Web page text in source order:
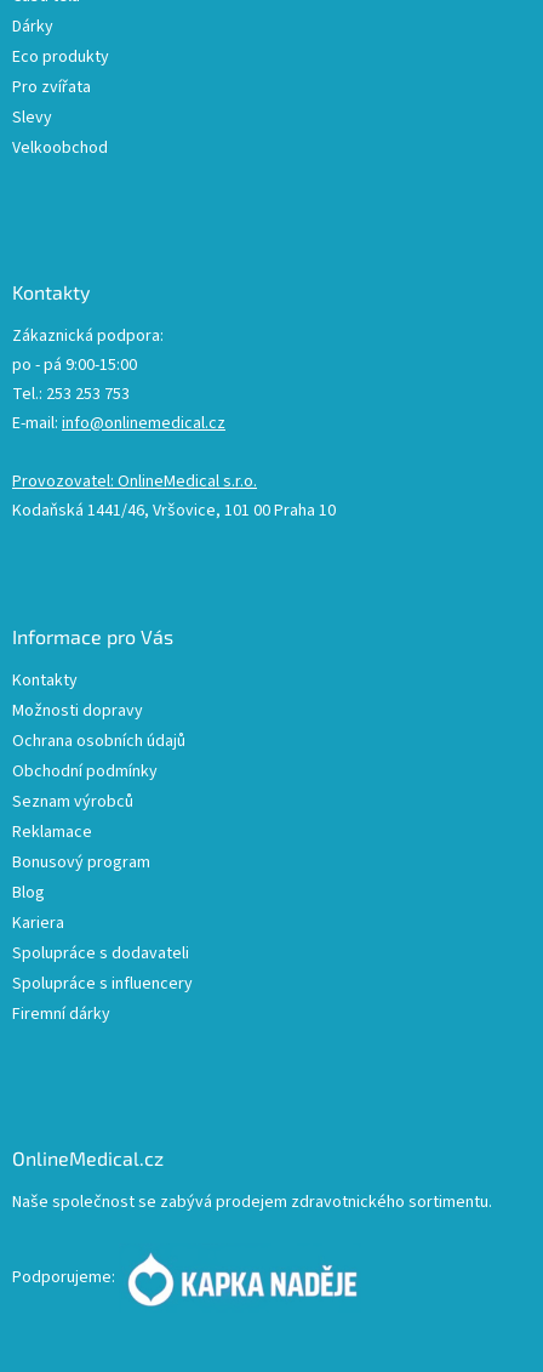
Dárky
Eco produkty
Pro zvířata
Slevy
Velkoobchod
Kontakty
Zákaznická podpora:
po - pá 9:00-15:00
Tel.: 253 253 753
E-mail: info@onlinemedical.cz
Provozovatel: OnlineMedical s.r.o.
Kodaňská 1441/46, Vršovice, 101 00 Praha 10
Informace pro Vás
Kontakty
Možnosti dopravy
Ochrana osobních údajů
Obchodní podmínky
Seznam výrobců
Reklamace
Bonusový program
Blog
Kariera
Spolupráce s dodavateli
Spolupráce s influencery
Firemní dárky
OnlineMedical.cz
Naše společnost se zabývá prodejem zdravotnického sortimentu.
Podporujeme: